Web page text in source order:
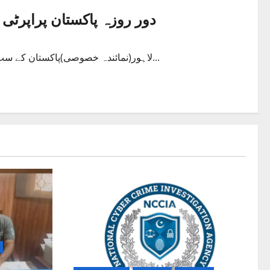
دور روزہ پاکستان پراپرٹی شوچھ 6 دسمبر سے دبئی
لاہور(نمائندہ خصوصی)پاکستان کے سب سے بڑے پراپرٹی پورٹل زمین ڈاٹ کام کی جانب سے اعلان کیا گیا...